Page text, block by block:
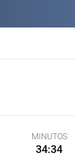
MINUTOS
34:34